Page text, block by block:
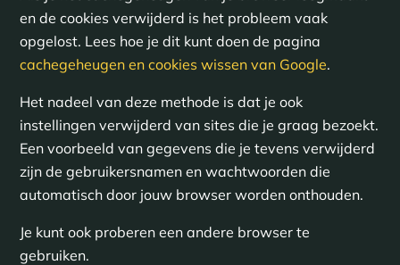
en de cookies verwijderd is het probleem vaak
opgelost. Lees hoe je dit kunt doen de pagina
cachegeheugen en cookies wissen van Google.
Het nadeel van deze methode is dat je ook
instellingen verwijderd van sites die je graag bezoekt.
Een voorbeeld van gegevens die je tevens verwijderd
zijn de gebruikersnamen en wachtwoorden die
automatisch door jouw browser worden onthouden.
Je kunt ook proberen een andere browser te
gebruiken.